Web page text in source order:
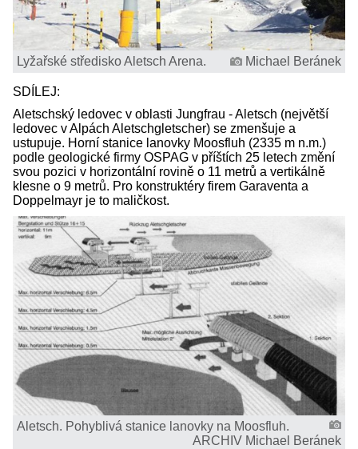
Lyžařské středisko Aletsch Arena. Michael Beránek
SDÍLEJ:
Aletschský ledovec v oblasti Jungfrau - Aletsch (největší
ledovec v Alpách Aletschgletscher) se zmenšuje a
ustupuje. Horní stanice lanovky Moosfluh (2335 m n.m.)
podle geologické firmy OSPAG v příštích 25 letech změní
svou pozici v horizontální rovině o 11 metrů a vertikálně
klesne o 9 metrů. Pro konstruktéry firem Garaventa a
Doppelmayr je to maličkost.
Aletsch. Pohyblivá stanice lanovky na Moosfluh.
ARCHIV Michael Beránek